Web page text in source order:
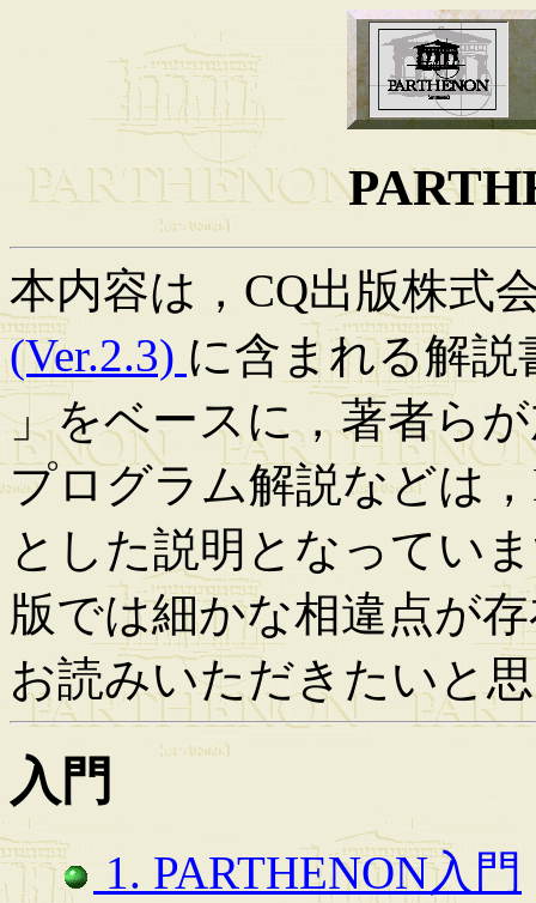
本内容は，CQ出版株式
(Ver.2.3) に含まれる解
」をベースに，著者ら
プログラム解説などは
とした説明となってい
版では細かな相違点が
お読みいただきたいと
入門
1. PARTHENON入門